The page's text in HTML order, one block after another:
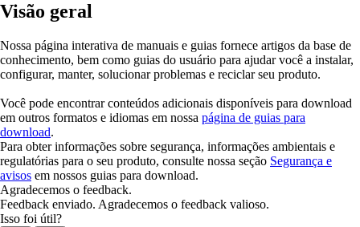
Visão geral
Nossa página interativa de manuais e guias fornece artigos da base de
conhecimento, bem como guias do usuário para ajudar você a instalar,
configurar, manter, solucionar problemas e reciclar seu produto.
Você pode encontrar conteúdos adicionais disponíveis para download
em outros formatos e idiomas em nossa página de guias para
download.
Para obter informações sobre segurança, informações ambientais e
regulatórias para o seu produto, consulte nossa seção Segurança e
avisos em nossos guias para download.
Agradecemos o feedback.
Feedback enviado. Agradecemos o feedback valioso.
Isso foi útil?